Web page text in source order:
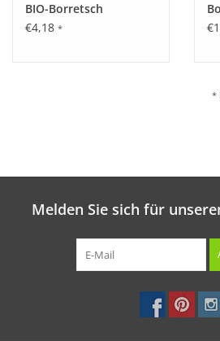
BIO-Borretsch
€4,18 *
*
Melden Sie sich für